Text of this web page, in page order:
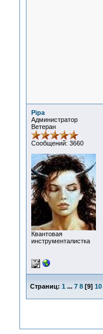
Pipa
Администратор
Ветеран
Сообщений: 3660
Квантовая
инструменталистка
Страниц: 1 ... 7 8[9] 10